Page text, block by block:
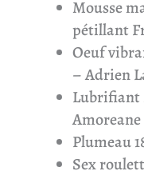
Mousse
pétillant
Oeuf
– Adrien
Lubrifiant
Plumeau
Sex